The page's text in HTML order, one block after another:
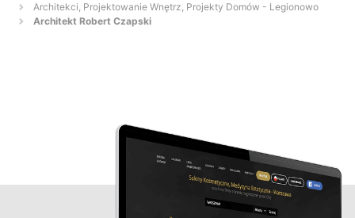
Architekci, Projektowanie Wnętrz, Projekty Domów - Legionowo
Architekt Robert Czapski